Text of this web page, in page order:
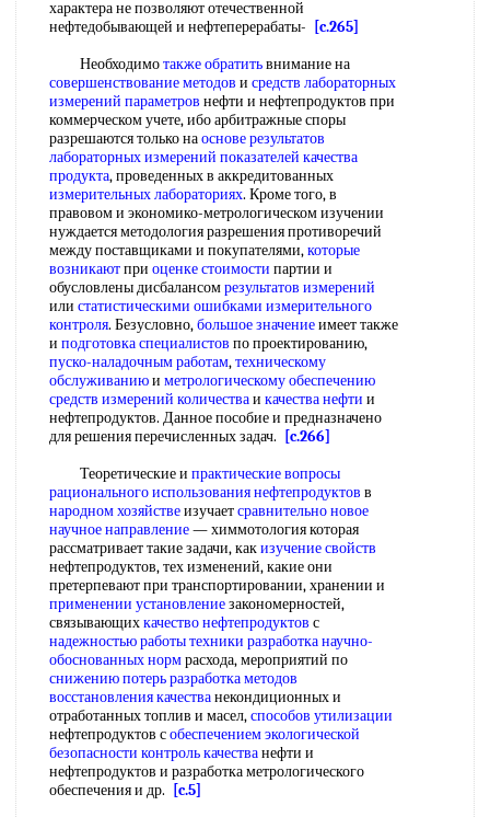
характера не позволяют отечественной
нефтедобывающей и нефтеперерабаты-
[c.265]
Необходимотакже обратитьвнимание на
совершенствование методов и средств лабораторных
измерений параметров нефти и нефтепродуктов при
коммерческом учете, ибо арбитражные споры
разрешаются только наоснове результатов
лабораторных измерений показателей качества
продукта, проведенных в аккредитованных
измерительных лабораториях. Кроме того, в
правовом и экономико-метрологическом изучении
нуждается методология разрешения противоречий
между поставщиками и покупателями,которые
возникаютпри оценке стоимости партии и
обусловлены дисбалансомрезультатов измерений
или статистическими ошибками измерительного
контроля. Безусловно,большое значениеимеет также
и подготовка специалистов по проектированию,
пуско-наладочным работам,техническому
обслуживаниюи метрологическому обеспечению
средств измерений количестваи качества нефти и
нефтепродуктов. Данное пособие и предназначено
для решения перечисленных задач.
[c.266]
Теоретические и практические вопросы
рационального использования нефтепродуктов в
народном хозяйствеизучаетсравнительно новое
научное направление— химмотология которая
рассматривает такие задачи, какизучение свойств
нефтепродуктов, тех изменений, какие они
претерпевают при транспортировании, хранении и
применении установлениезакономерностей,
связывающихкачество нефтепродуктов с
надежностью работытехники разработканаучно-
обоснованных нормрасхода, мероприятий по
снижению потерьразработка методов
восстановления качестванекондиционных и
отработанных топлив и масел,способов утилизации
нефтепродуктов собеспечением экологической
безопасности контроль качестванефти и
нефтепродуктов и разработка метрологического
обеспечения и др.
[c.5]